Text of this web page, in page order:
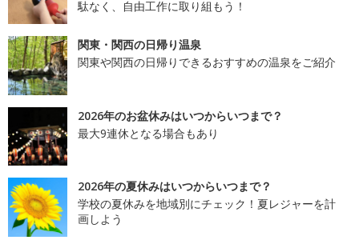
駄なく、自由工作に取り組もう！
関東・関西の日帰り温泉
関東や関西の日帰りできるおすすめの温泉をご紹介
2026年のお盆休みはいつからいつまで？
最大9連休となる場合もあり
2026年の夏休みはいつからいつまで？
学校の夏休みを地域別にチェック！夏レジャーを計
画しよう